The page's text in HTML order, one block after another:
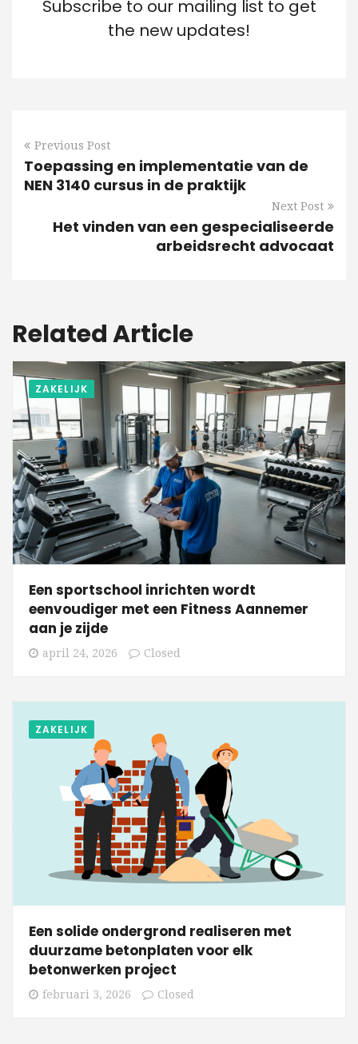
Subscribe to our mailing list to get
the new updates!
Previous Post
Toepassing en implementatie van de
NEN 3140 cursus in de praktijk
Next Post
Het vinden van een gespecialiseerde
arbeidsrecht advocaat
Related Article
ZAKELIJK
Een sportschool inrichten wordt
eenvoudiger met een Fitness Aannemer
aan je zijde
april 24, 2026 Closed
ZAKELIJK
Een solide ondergrond realiseren met
duurzame betonplaten voor elk
betonwerken project
februari 3, 2026 Closed